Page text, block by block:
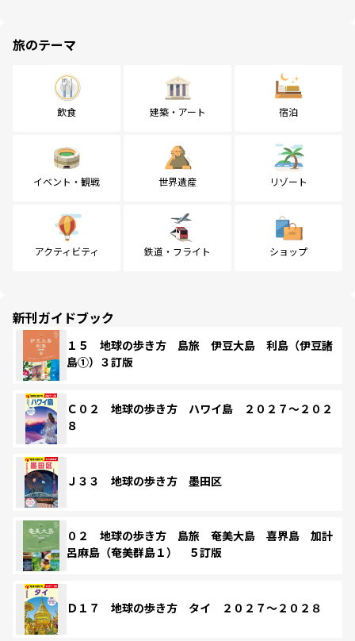
旅のテーマ
飲食 建築・アート 宿泊
イベント・観戦 世界遺産 リゾート
アクティビティ 鉄道・フライト ショップ
新刊ガイドブック
１５ 地球の歩き方 島旅 伊豆大島 利島（伊豆諸
島①）３訂版
Ｃ０２ 地球の歩き方 ハワイ島 ２０２７～２０２
８
Ｊ３３ 地球の歩き方 墨田区
０２ 地球の歩き方 島旅 奄美大島 喜界島 加計
呂麻島（奄美群島１） ５訂版
Ｄ１７ 地球の歩き方 タイ ２０２７～２０２８